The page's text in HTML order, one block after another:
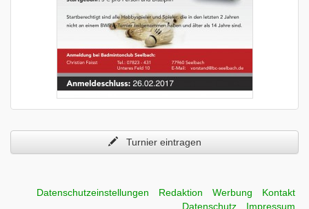
Turnier eintragen
Datenschutzeinstellungen Redaktion Werbung
Kontakt
Datenschutz
Impressum